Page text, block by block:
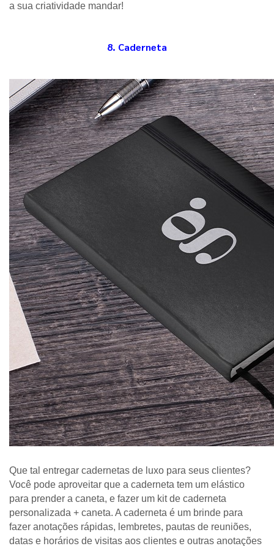
a sua criatividade mandar!
8. Caderneta
Que tal entregar cadernetas de luxo para seus clientes?
Você pode aproveitar que a caderneta tem um elástico
para prender a caneta, e fazer um kit de caderneta
personalizada + caneta. A caderneta é um brinde para
fazer anotações rápidas, lembretes, pautas de reuniões,
datas e horários de visitas aos clientes e outras anotações